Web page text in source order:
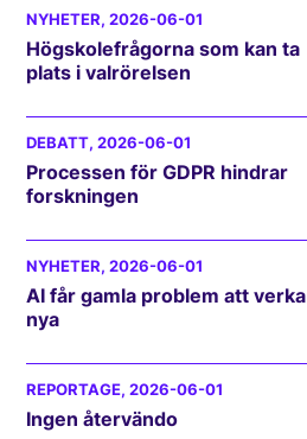
NYHETER, 2026-06-01
Högskolefrågorna som kan ta
plats i valrörelsen
DEBATT, 2026-06-01
Processen för GDPR hindrar
forskningen
NYHETER, 2026-06-01
AI får gamla problem att verka
nya
REPORTAGE, 2026-06-01
Ingen återvändo